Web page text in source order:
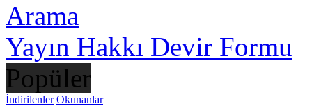
Arama
Yayın Hakkı Devir Formu
Popüler
İndirilenler Okunanlar